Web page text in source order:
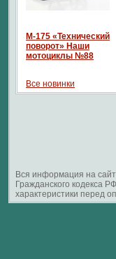
М-175 «Технический
поворот» Наши
мотоциклы №88
Все новинки
Вся информация на
Гражданского кодекса
характеристики перед